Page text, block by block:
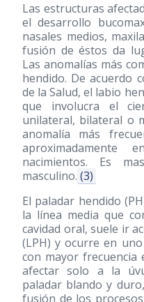
Las estructuras
el desarrollo
nasales medios,
fusión de éstos da
Las anomalías más
hendido. De acuerdo
de la Salud, el labio
que involucra el
unilateral, bilateral o
anomalía más
nacimientos. Es
masculino. (3)
El paladar hendido
la línea media que
cavidad oral, suele ir
(LPH) y ocurre en
con mayor frecuencia
afectar solo a la
paladar blando y
fusión de los